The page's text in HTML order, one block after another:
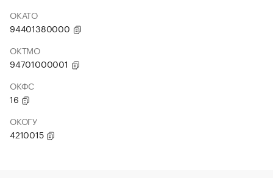
ОКАТО
94401380000
ОКТМО
94701000001
ОКФС
16
ОКОГУ
4210015